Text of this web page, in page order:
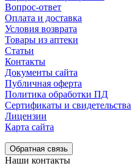
Вопрос-ответ
Оплата и доставка
Условия возврата
Товары из аптеки
Статьи
Контакты
Документы сайта
Публичная оферта
Политика обработки ПД
Сертификаты и свидетельства
Лицензии
Карта сайта
Обратная связь
Наши контакты